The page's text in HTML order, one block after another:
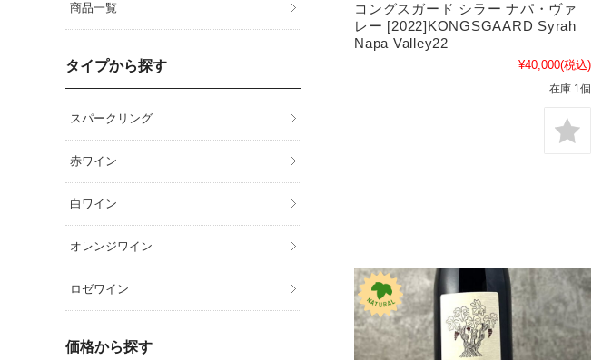
コングスガード シラー ナパ・ヴァ
レー [2022]KONGSGAARD Syrah
Napa Valley22
¥40,000(税込)
在庫 1個
商品一覧
タイプから探す
スパークリング
赤ワイン
白ワイン
オレンジワイン
ロゼワイン
価格から探す